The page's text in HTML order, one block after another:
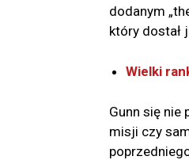
dodanym
który dostał
Wielki
Gunn się nie
misji czy